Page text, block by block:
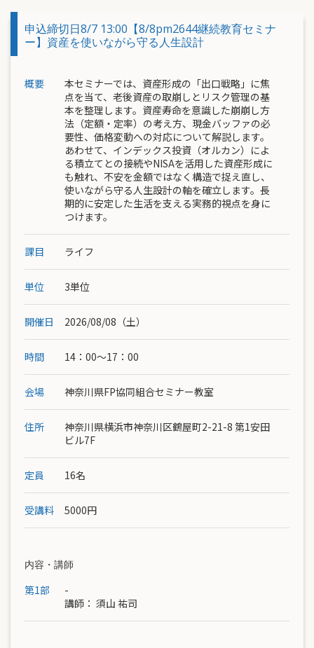
申込締切日8/7 13:00【8/8pm2644継続教育セミナ
ー】資産を使いながら守る人生設計
概要
本セミナーでは、資産形成の「出口戦略」に焦
点を当て、老後資産の取崩しとリスク管理の基
本を整理します。資産寿命を意識した崩崩し方
法（定額・定率）の考え方、現金バッファの必
要性、価格変動への対応について解説します。
あわせて、インデックス投資（オルカン）によ
る積立てとの接続やNISAを活用した資産形成に
も触れ、不安を金額ではなく構造で捉え直し、
使いながら守る人生設計の軸を確立します。長
期的に安定した生活を支える実務的視点を身に
つけます。
課目 ライフ
単位 3単位
開催日 2026/08/08（土）
時間 14：00〜17：00
会場 神奈川県FP協同組合セミナー教室
住所
神奈川県横浜市神奈川区鶴屋町2-21-8 第1安田
ビル7F
定員 16名
受講料 5000円
内容・講師
第1部
-
講師： 須山 祐司